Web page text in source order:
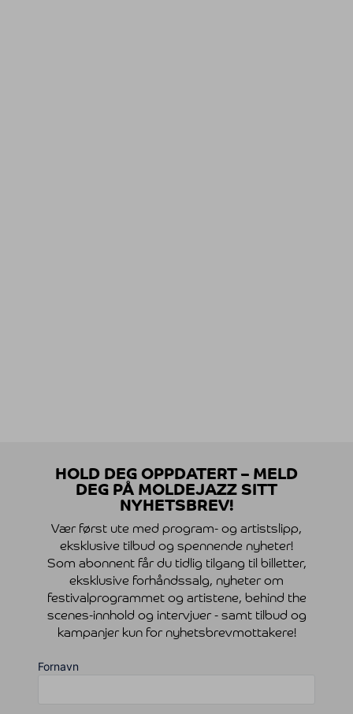
HOLD DEG OPPDATERT – MELD
DEG PÅ MOLDEJAZZ SITT
NYHETSBREV!
Vær først ute med program- og artistslipp,
eksklusive tilbud og spennende nyheter!
Som abonnent får du tidlig tilgang til billetter,
eksklusive forhåndssalg, nyheter om
festivalprogrammet og artistene, behind the
scenes-innhold og intervjuer - samt tilbud og
kampanjer kun for nyhetsbrevmottakere!
Fornavn